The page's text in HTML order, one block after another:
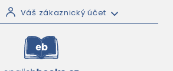
Váš zákaznický účet